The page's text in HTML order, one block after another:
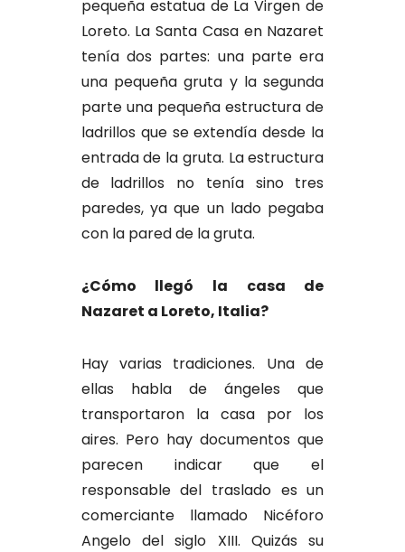
pequeña estatua de La Virgen de
Loreto. La Santa Casa en Nazaret
tenía dos partes: una parte era
una pequeña gruta y la segunda
parte una pequeña estructura de
ladrillos que se extendía desde la
entrada de la gruta. La estructura
de ladrillos no tenía sino tres
paredes, ya que un lado pegaba
con la pared de la gruta.
¿Cómo llegó la casa de
Nazaret a Loreto, Italia?
Hay varias tradiciones. Una de
ellas habla de ángeles que
transportaron la casa por los
aires. Pero hay documentos que
parecen indicar que el
responsable del traslado es un
comerciante llamado Nicéforo
Angelo del siglo XIII. Quizás su